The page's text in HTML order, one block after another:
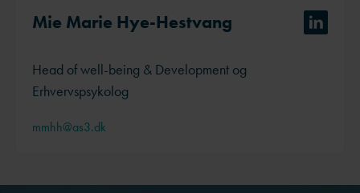
Mie Marie Hye-Hestvang
Head of well-being & Development og
Erhvervspsykolog
mmhh@as3.dk